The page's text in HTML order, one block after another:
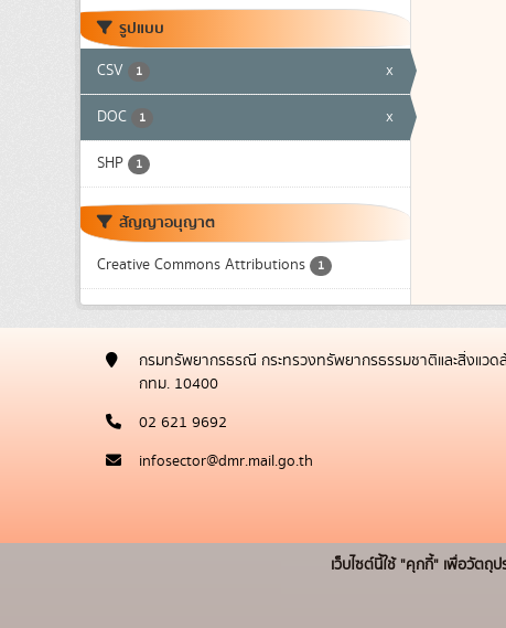
รูปแบบ
CSV 1 x
DOC 1 x
SHP 1
สัญญาอนุญาต
Creative Commons Attributions 1
กรมทรัพยากรธรณี กระทรวงทรัพยากรธรรมชาติและสิ่งแว
กทม. 10400
02 621 9692
infosector@dmr.mail.go.th
เว็บไซต์นี้ใช้ "คุกกี้" เพื่อวัต